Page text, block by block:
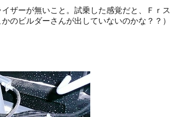
ザーが無いこと。試乗した感覚だと、Ｆｒ
のビルダーさんが出していないのかな？？）